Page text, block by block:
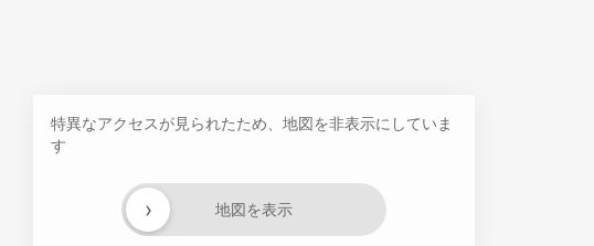
特異なアクセスが見られたため、地図を非表示にしていま
す
地図を表示
›